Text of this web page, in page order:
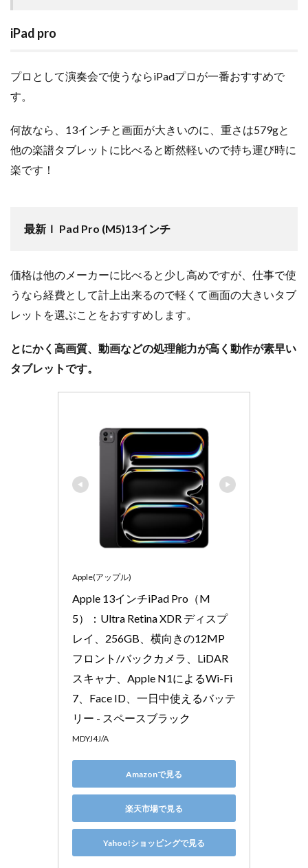
iPad pro
プロとして演奏会で使うならiPadプロが一番おすすめで
す。
何故なら、13インチと画面が大きいのに、重さは579gと
他の楽譜タブレットに比べると断然軽いので持ち運び時に
楽です！
最新Ｉ Pad Pro (M5)13インチ
価格は他のメーカーに比べると少し高めですが、仕事で使
うなら経費として計上出来るので軽くて画面の大きいタブ
レットを選ぶことをおすすめします。
とにかく高画質、動画などの処理能力が高く動作が素早い
タブレットです。
Apple(アップル)
Apple 13インチiPad Pro（M
5）：Ultra Retina XDR ディスプ
レイ、256GB、横向きの12MP
フロント/バックカメラ、LiDAR
スキャナ、Apple N1によるWi-Fi
7、Face ID、一日中使えるバッテ
リー - スペースブラック
MDYJ4J/A
Amazonで見る
楽天市場で見る
Yahoo!ショッピングで見る